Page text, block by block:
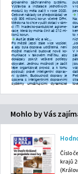
Mohlo by Vás
Číslo
krajů